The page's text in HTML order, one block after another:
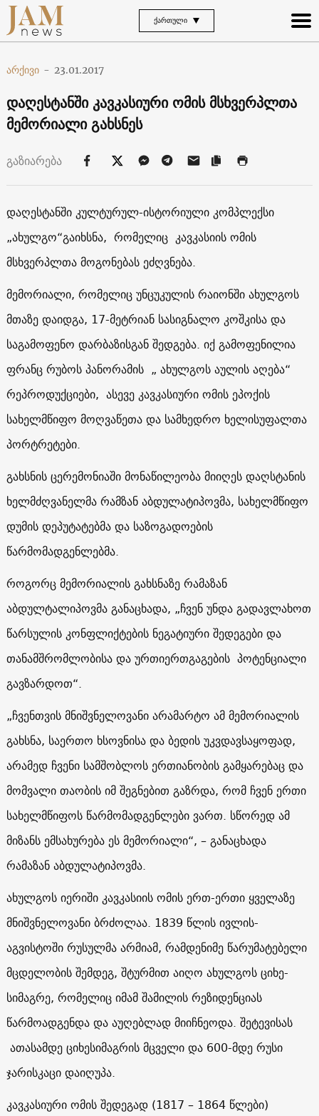
ᲥᲐᲠᲗᲣᲚᲘ
არქივი - 23.01.2017
დაღესტანში კავკასიური ომის მსხვერპლთა
მემორიალი გახსნეს
გაზიარება
დაღესტანში კულტურულ-ისტორიული კომპლექსი
„ახულგო“გაიხსნა, რომელიც კავკასიის ომის
მსხვერპლთა მოგონებას ეძღვნება.
მემორიალი, რომელიც უნცუკულის რაიონში ახულგოს
მთაზე დაიდგა, 17-მეტრიან სასიგნალო კოშკისა და
საგამოფენო დარბაზისგან შედგება. იქ გამოფენილია
ფრანც რუბოს პანორამის „ ახულგოს აულის აღება“
რეპროდუქციები, ასევე კავკასიური ომის ეპოქის
სახელმწიფო მოღვაწეთა და სამხედრო ხელისუფალთა
პორტრეტები.
გახსნის ცერემონიაში მონაწილეობა მიიღეს დაღსტანის
ხელმძღვანელმა რამზან აბდულატიპოვმა, სახელმწიფო
დუმის დეპუტატებმა და საზოგადოების
წარმომადგენლებმა.
როგორც მემორიალის გახსნაზე რამაზან
აბდულტალიპოვმა განაცხადა, „ჩვენ უნდა გადავლახოთ
წარსულის კონფლიქტების ნეგატიური შედეგები და
თანამშრომლობისა და ურთიერთგაგების პოტენციალი
გავზარდოთ“.
„ჩვენთვის მნიშვნელოვანი არამარტო ამ მემორიალის
გახსნა, საერთო ხსოვნისა და ბედის უკვდავსაყოფად,
არამედ ჩვენი სამშობლოს ერთიანობის გამყარებაც და
მომვალი თაობის იმ შეგნებით გაზრდა, რომ ჩვენ ერთი
სახელმწიფოს წარმომადგენლები ვართ. სწორედ ამ
მიზანს ემსახურება ეს მემორიალი“, – განაცხადა
რამაზან აბდულატიპოვმა.
ახულგოს იერიში კავკასიის ომის ერთ-ერთი ყველაზე
მნიშვნელოვანი ბრძოლაა. 1839 წლის ივლის-
აგვისტოში რუსულმა არმიამ, რამდენიმე წარუმატებელი
მცდელობის შემდეგ, შტურმით აიღო ახულგოს ციხე-
სიმაგრე, რომელიც იმამ შამილის რეზიდენციას
წარმოადგენდა და აუღებლად მიიჩნეოდა. შეტევისას
ათასამდე ციხესიმაგრის მცველი და 600-მდე რუსი
ჯარისკაცი დაიღუპა.
კავკასიური ომის შედეგად (1817 – 1864 წლები)